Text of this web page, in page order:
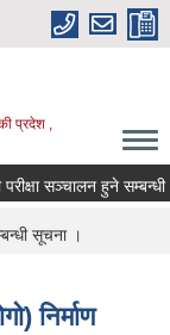
प्रदेश ,
सञ्चालन हुने सम्बन्धी
सूचना ।
निर्माण